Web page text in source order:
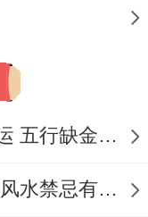
五行缺金的人是不是没有财运 五行缺金的人命运好不好
五行缺火的人需要注意什么 风水禁忌有哪些